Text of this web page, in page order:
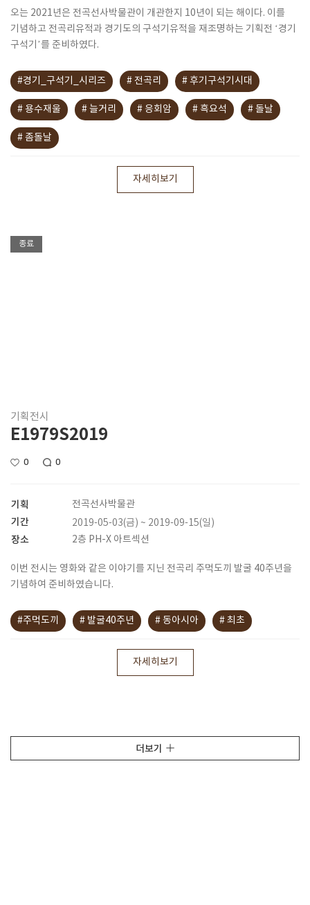
오는 2021년은 전곡선사박물관이 개관한지 10년이 되는 해이다. 이를
기념하고 전곡리유적과 경기도의 구석기유적을 재조명하는 기획전 ‘경기
구석기’를 준비하였다.
#경기_구석기_시리즈 # 전곡리 # 후기구석기시대
# 용수재울 # 늘거리 # 응회암 # 흑요석 # 돌날
# 좀돌날
자세히보기
종료
기획전시
E1979S2019
0 0
기획 전곡선사박물관
기간 2019-05-03(금) ~ 2019-09-15(일)
장소 2층 PH-X 아트섹션
이번 전시는 영화와 같은 이야기를 지닌 전곡리 주먹도끼 발굴 40주년을
기념하여 준비하였습니다.
#주먹도끼 # 발굴40주년 # 동아시아 # 최초
자세히보기
더보기